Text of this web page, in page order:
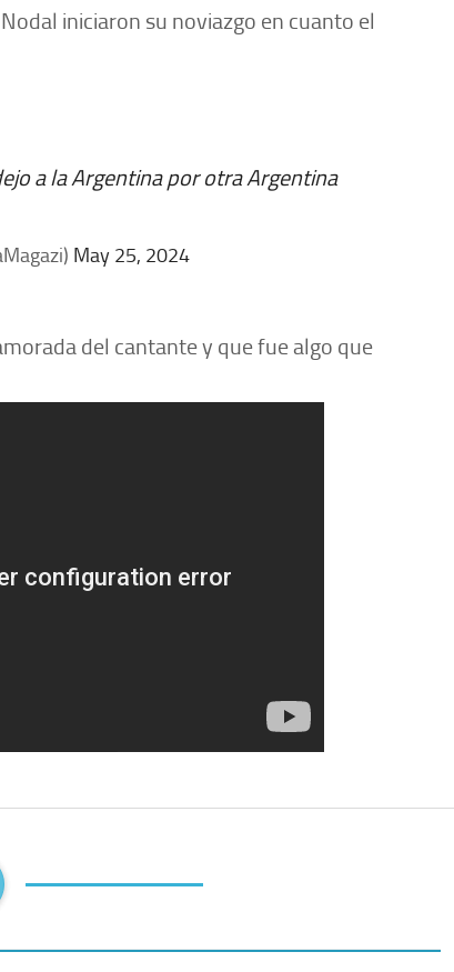
iniciaron su noviazgo en cuanto el
a la Argentina por otra Argentina
May 25, 2024
del cantante y que fue algo que